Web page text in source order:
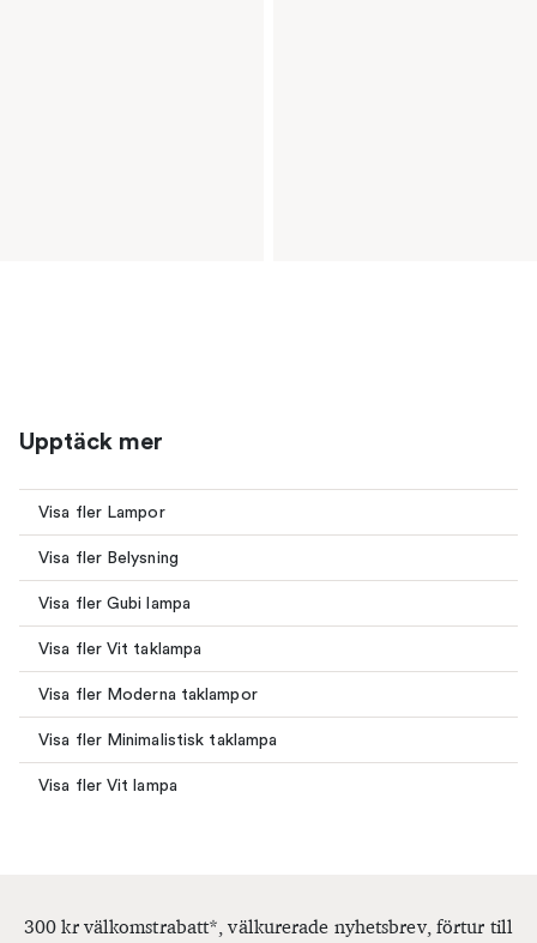
Upptäck mer
Visa fler Lampor
Visa fler Belysning
Visa fler Gubi lampa
Visa fler Vit taklampa
Visa fler Moderna taklampor
Visa fler Minimalistisk taklampa
Visa fler Vit lampa
300 kr välkomstrabatt*, välkurerade nyhetsbrev, förtur till